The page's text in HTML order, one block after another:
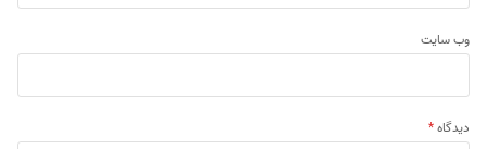
وب‌ سایت
دیدگاه*